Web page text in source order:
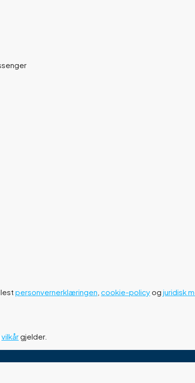
personvernerklæringen cookie-policyog juridisk
vilkårgjelder.